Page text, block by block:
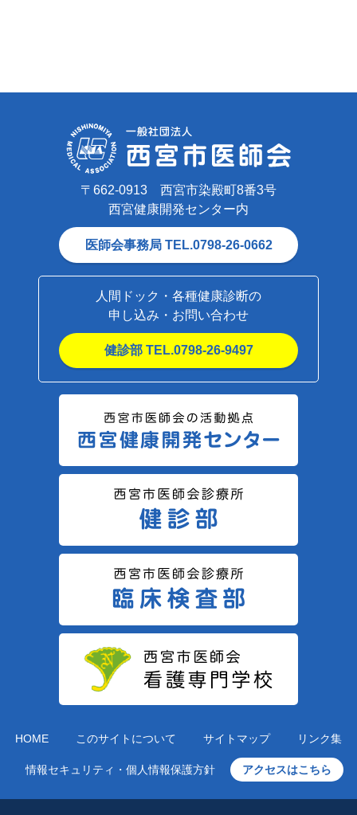
〒662-0913 西宮市染殿町8番3号
西宮健康開発センター内
医師会事務局 TEL.0798-26-0662
人間ドック・各種健康診断の
申し込み・お問い合わせ
健診部 TEL.0798-26-9497
HOME このサイトについて サイトマップ リンク集
情報セキュリティ・個人情報保護方針 アクセスはこちら